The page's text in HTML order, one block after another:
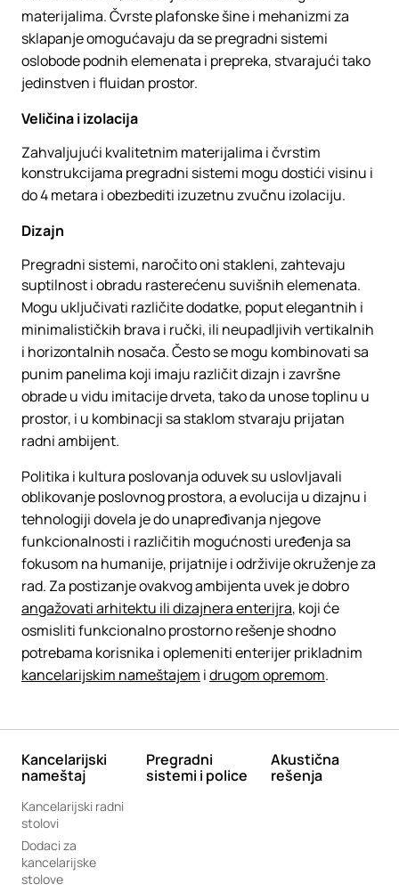
materijalima. Čvrste plafonske šine i mehanizmi za
sklapanje omogućavaju da se pregradni sistemi
oslobode podnih elemenata i prepreka, stvarajući tako
jedinstven i fluidan prostor.
Veličina i izolacija
Zahvaljujući kvalitetnim materijalima i čvrstim
konstrukcijama pregradni sistemi mogu dostići visinu i
do 4 metara i obezbediti izuzetnu zvučnu izolaciju.
Dizajn
Pregradni sistemi, naročito oni stakleni, zahtevaju
suptilnost i obradu rasterećenu suvišnih elemenata.
Mogu uključivati različite dodatke, poput elegantnih i
minimalističkih brava i ručki, ili neupadljivih vertikalnih
i horizontalnih nosača. Često se mogu kombinovati sa
punim panelima koji imaju različit dizajn i završne
obrade u vidu imitacije drveta, tako da unose toplinu u
prostor, i u kombinacji sa staklom stvaraju prijatan
radni ambijent.
Politika i kultura poslovanja oduvek su uslovljavali
oblikovanje poslovnog prostora, a evolucija u dizajnu i
tehnologiji dovela je do unapređivanja njegove
funkcionalnosti i različitih mogućnosti uređenja sa
fokusom na humanije, prijatnije i održivije okruženje za
rad. Za postizanje ovakvog ambijenta uvek je dobro
angažovati arhitektu ili dizajnera enterijra, koji će
osmisliti funkcionalno prostorno rešenje shodno
potrebama korisnika i oplemeniti enterijer prikladnim
kancelarijskim nameštajem idrugom opremom.
Kancelarijski
nameštaj
Kancelarijski radni
stolovi
Dodaci za
kancelarijske
stolove
Pregradni
sistemi i police
Akustična
rešenja